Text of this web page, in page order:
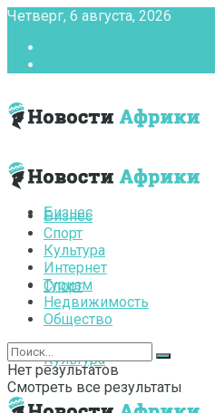
Четверг, 6 августа, 2026
Бизнес
Спорт
Культура
Бизнес
Спорт
Культура
Интернет
Туризм
Недвижимость
Общество
Нет результатов
Смотреть все результаты